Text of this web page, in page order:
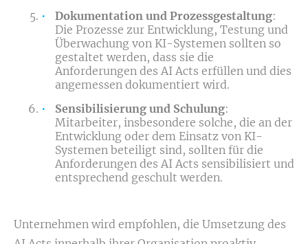
Dokumentation und Prozessgestaltung:
Die Prozesse zur Entwicklung, Testung und
Überwachung von KI-Systemen sollten so
gestaltet werden, dass sie die
Anforderungen des AI Acts erfüllen und dies
angemessen dokumentiert wird.
Sensibilisierung und Schulung:
Mitarbeiter, insbesondere solche, die an der
Entwicklung oder dem Einsatz von KI-
Systemen beteiligt sind, sollten für die
Anforderungen des AI Acts sensibilisiert und
entsprechend geschult werden.
Unternehmen wird empfohlen, die Umsetzung des